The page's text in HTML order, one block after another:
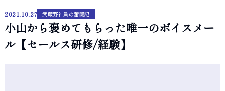
2021.10.27 武蔵野社員の奮闘記
小山から褒めてもらった唯一のボイスメー
ル【セールス研修/経験】